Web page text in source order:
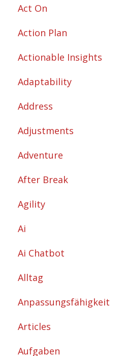
Act On
Action Plan
Actionable Insights
Adaptability
Address
Adjustments
Adventure
After Break
Agility
Ai
Ai Chatbot
Alltag
Anpassungsfähigkeit
Articles
Aufgaben